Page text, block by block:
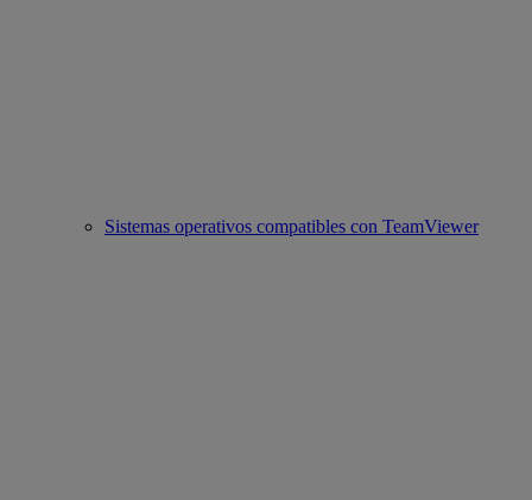
Sistemas operativos compatibles con TeamViewer